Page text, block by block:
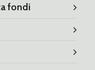
fondi